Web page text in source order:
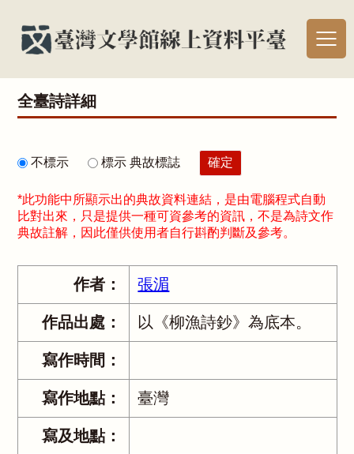
全臺詩詳細
不標示 標示 典故標誌
*此功能中所顯示出的典故資料連結，是由電腦程式自動
比對出來，只是提供一種可資參考的資訊，不是為詩文作
典故註解，因此僅供使用者自行斟酌判斷及參考。
作者： 張湄
作品出處： 以《柳漁詩鈔》為底本。
寫作時間：
寫作地點： 臺灣
寫及地點：